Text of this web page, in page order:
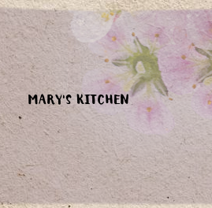
MARY'S KITCHEN